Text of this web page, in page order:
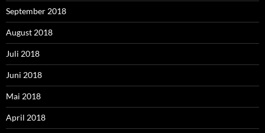
September 2018
August 2018
Juli 2018
Juni 2018
Mai 2018
April 2018